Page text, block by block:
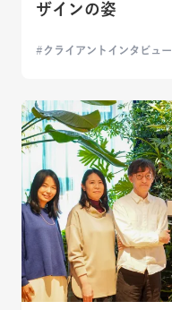
ザインの姿
クライアントインタビュー